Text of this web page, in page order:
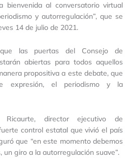
bienvenida al conversatorio virtual
y autorregulación”, que se
14 de julio de 2021.
las puertas del Consejo de
abiertas para todos aquellos
propositiva a este debate, que
expresión, el periodismo y la
director ejecutivo de
control estatal que vivió el país
que “en este momento debemos
giro a la autorregulación suave”.